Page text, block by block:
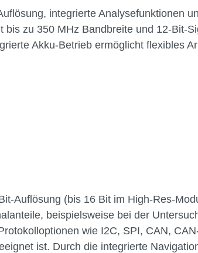
integrierte Analysefunktionen
zu 350 MHz Bandbreite und 12-Bit-
Akku-Betrieb ermöglicht flexibles
Auflösung (bis 16 Bit im High-Res-
beispielsweise bei der
wie I2C, SPI, CAN,
ist. Durch die integrierte